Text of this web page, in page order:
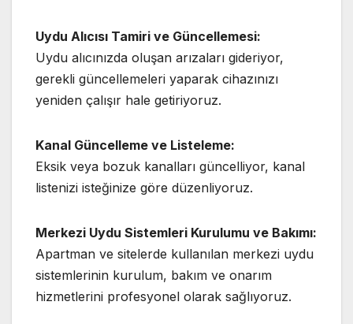
Uydu Alıcısı Tamiri ve Güncellemesi:
Uydu alıcınızda oluşan arızaları gideriyor,
gerekli güncellemeleri yaparak cihazınızı
yeniden çalışır hale getiriyoruz.
Kanal Güncelleme ve Listeleme:
Eksik veya bozuk kanalları güncelliyor, kanal
listenizi isteğinize göre düzenliyoruz.
Merkezi Uydu Sistemleri Kurulumu ve Bakımı:
Apartman ve sitelerde kullanılan merkezi uydu
sistemlerinin kurulum, bakım ve onarım
hizmetlerini profesyonel olarak sağlıyoruz.